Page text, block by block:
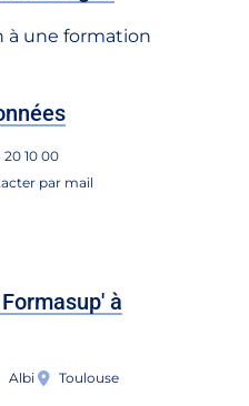
à une formation
20 10 00
par mail
à
Albi Toulouse